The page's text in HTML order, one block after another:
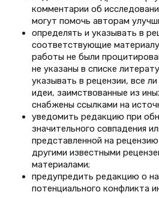
комментарии об
могут помочь авторам
определять и указывать в
соответствующие
работы не были
не указаны в списке
указывать в рецензии, все
идеи, заимствованные из
снабжены ссылками на
уведомить редакцию при
значительного совпадения
представленной на
другими известными
материалами;
предупредить редакцию о
потенциального конфликта